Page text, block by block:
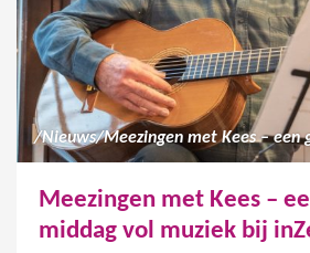
/Nieuws/
Meezingen met Kees –
middag vol muziek bij